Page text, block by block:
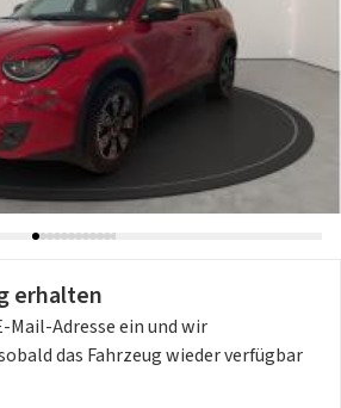
erhalten
Mail-Adresse ein und wir
das Fahrzeug wieder verfügbar